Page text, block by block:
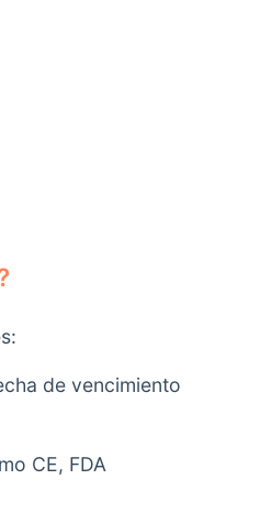
de vencimiento
CE, FDA